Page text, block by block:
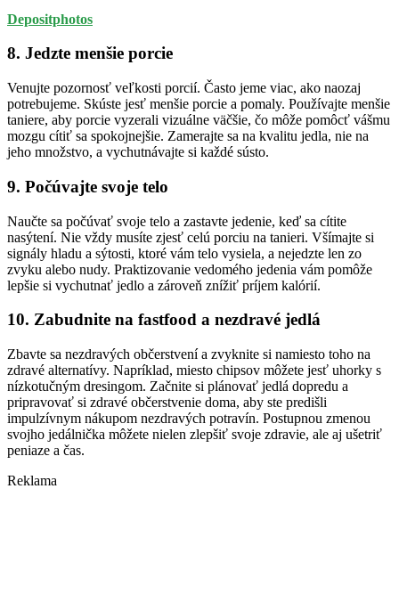
Depositphotos
8. Jedzte menšie porcie
Venujte pozornosť veľkosti porcií. Často jeme viac, ako naozaj
potrebujeme. Skúste jesť menšie porcie a pomaly. Používajte menšie
taniere, aby porcie vyzerali vizuálne väčšie, čo môže pomôcť vášmu
mozgu cítiť sa spokojnejšie. Zamerajte sa na kvalitu jedla, nie na
jeho množstvo, a vychutnávajte si každé sústo.
9. Počúvajte svoje telo
Naučte sa počúvať svoje telo a zastavte jedenie, keď sa cítite
nasýtení. Nie vždy musíte zjesť celú porciu na tanieri. Všímajte si
signály hladu a sýtosti, ktoré vám telo vysiela, a nejedzte len zo
zvyku alebo nudy. Praktizovanie vedomého jedenia vám pomôže
lepšie si vychutnať jedlo a zároveň znížiť príjem kalórií.
10. Zabudnite na fastfood a nezdravé jedlá
Zbavte sa nezdravých občerstvení a zvyknite si namiesto toho na
zdravé alternatívy. Napríklad, miesto chipsov môžete jesť uhorky s
nízkotučným dresingom. Začnite si plánovať jedlá dopredu a
pripravovať si zdravé občerstvenie doma, aby ste predišli
impulzívnym nákupom nezdravých potravín. Postupnou zmenou
svojho jedálnička môžete nielen zlepšiť svoje zdravie, ale aj ušetriť
peniaze a čas.
Reklama